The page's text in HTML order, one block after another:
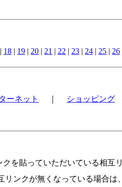
| 18 | 19 | 20 | 21 | 22 | 23 | 24 | 25 | 26
ーネット ショッピング
を貼っていただいている相
ンクが無くなっている場合